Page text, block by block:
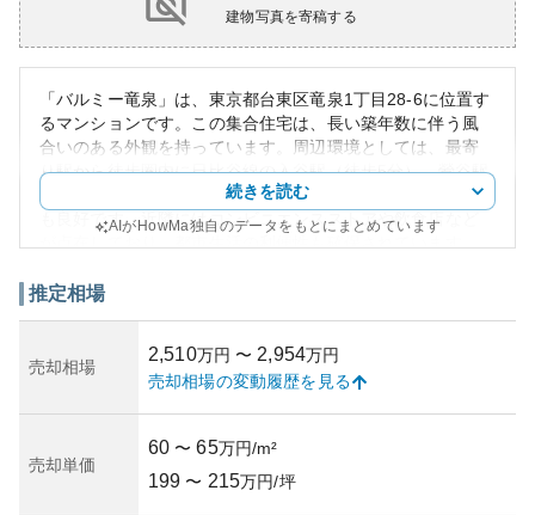
建物写真を寄稿する
「バルミー竜泉」は、東京都台東区竜泉1丁目28-6に位置す
るマンションです。この集合住宅は、長い築年数に伴う風
合いのある外観を持っています。周辺環境としては、最寄
り駅から徒歩圏内に日比谷線の入谷駅（徒歩5分）、鶯谷駅
（徒歩15分）、浅草駅（徒歩20分）があり、交通アクセス
も良好です。近隣にはコンビニエンスストアや飲食店など
作用しますが、築年数が進んでいる場合は価値を考慮する
す。管理状況次第で今後の維持費用が大きく変動するた
め、しっかりと確認することが重要です。都市の中での落
ち着いた居住空間を提供してくれる魅力的なマンションで
続きを読む
AIがHowMa独自のデータをもとにまとめています
推定相場
売却相場
2,510万円 〜 2,954万円
売却相場の変動履歴を見る
売却単価
60 〜 65万円/m²
199 〜 215万円/坪